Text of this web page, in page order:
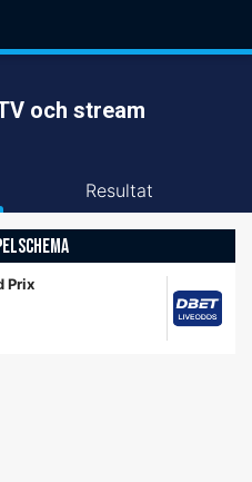
och stream
Resultat
Prix